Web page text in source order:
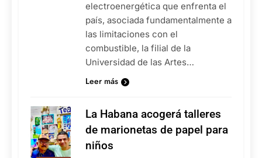
electroenergética que enfrenta el
país, asociada fundamentalmente a
las limitaciones con el
combustible, la filial de la
Universidad de las Artes…
Leer más
La Habana acogerá talleres
de marionetas de papel para
niños